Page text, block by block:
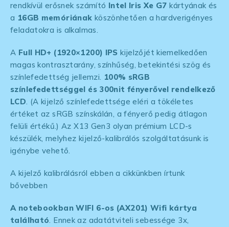
rendkívül erősnek számító Intel Iris Xe G7kártyának és
a 16GB memóriának köszönhetően a hardverigényes
feladatokra is alkalmas.
A Full HD+ (1920×1200) IPS kijelzőjét kiemelkedően
magas kontrasztarány, színhűség, betekintési szög és
színlefedettség jellemzi. 100% sRGB
színlefedettséggel és 300nit fényerővel rendelkező
LCD. (A kijelző színlefedettsége eléri a tökéletes
értéket az sRGB színskálán, a fényerő pedig átlagon
felüli értékű.) Az X13 Gen3 olyan prémium LCD-s
készülék, melyhez kijelző-kalibrálós szolgáltatásunk is
igénybe vehető.
A kijelző kalibrálásról ebben a cikkünkben írtunk
bővebben
A notebookban WIFI 6-os (AX201) Wifi kártya
található. Ennek az adatátviteli sebessége 3x,